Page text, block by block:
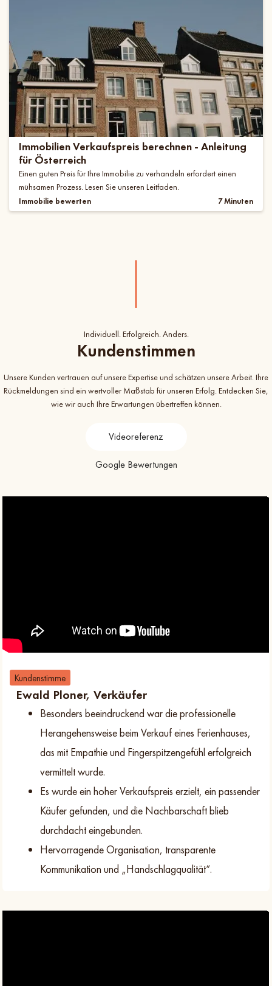
Immobilien Verkaufspreis berechnen - Anleitung
für Österreich
Einen guten Preis für Ihre Immobilie zu verhandeln erfordert einen
mühsamen Prozess. Lesen Sie unseren Leitfaden.
Immobilie bewerten 7 Minuten
Individuell. Erfolgreich. Anders.
Kundenstimmen
Unsere Kunden vertrauen auf unsere Expertise und schätzen unsere Arbeit. Ihre
Rückmeldungen sind ein wertvoller Maßstab für unseren Erfolg. Entdecken Sie,
wie wir auch Ihre Erwartungen übertreffen können.
Videoreferenz
Google Bewertungen
Kundenstimme
Ewald Ploner, Verkäufer
Besonders beeindruckend war die professionelle
Herangehensweise beim Verkauf eines Ferienhauses,
das mit Empathie und Fingerspitzengefühl erfolgreich
vermittelt wurde.
Es wurde ein hoher Verkaufspreis erzielt, ein passender
Käufer gefunden, und die Nachbarschaft blieb
durchdacht eingebunden.
Hervorragende Organisation, transparente
Kommunikation und „Handschlagqualität“.